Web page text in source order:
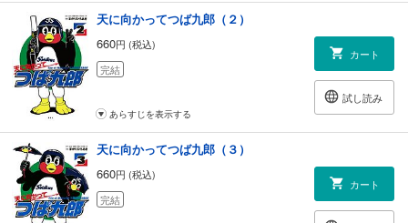
天に向かってつば九郎（２）
660円 (税込)
完結
カート
試し読み
あらすじを表示する
天に向かってつば九郎（３）
660円 (税込)
完結
カート